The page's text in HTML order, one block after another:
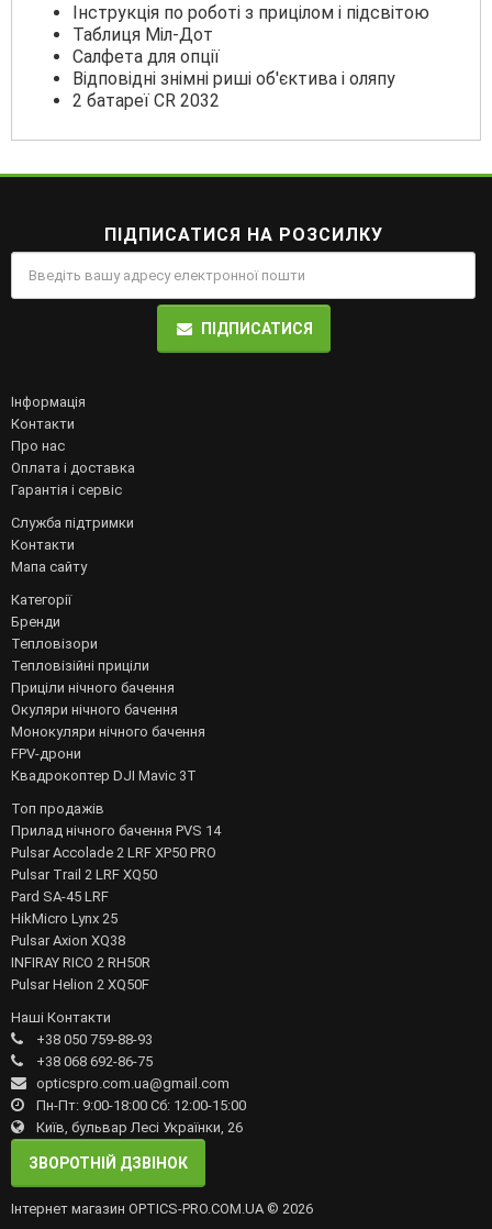
Інструкція по роботі з прицілом і підсвітою
Таблиця Міл-Дот
Cалфета для опції
Відповідні знімні риші об'єктива і оляпу
2 батареї СR 2032
ПІДПИСАТИСЯ НА РОЗСИЛКУ
ПІДПИСАТИСЯ
Інформація
Контакти
Про нас
Оплата і доставка
Гарантія і сервіс
Служба підтримки
Контакти
Мапа сайту
Категорії
Бренди
Тепловізори
Тепловізійні приціли
Приціли нічного бачення
Окуляри нічного бачення
Монокуляри нічного бачення
FPV-дрони
Квадрокоптер DJI Mavic 3T
Топ продажів
Прилад нічного бачення PVS 14
Pulsar Accolade 2 LRF XP50 PRO
Pulsar Trail 2 LRF XQ50
Pard SA-45 LRF
HikMicro Lynx 25
Pulsar Axion XQ38
INFIRAY RICO 2 RH50R
Pulsar Helion 2 XQ50F
Наші Контакти
+38 050 759-88-93
+38 068 692-86-75
opticspro.com.ua@gmail.com
Пн-Пт: 9:00-18:00 Сб: 12:00-15:00
Київ, бульвар Лесі Українки, 26
ЗВОРОТНІЙ ДЗВІНОК
Інтернет магазин OPTICS-PRO.COM.UA © 2026